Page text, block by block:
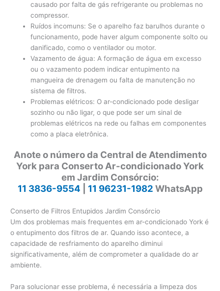
causado por falta de gás refrigerante ou problemas no
compressor.
Ruídos incomuns: Se o aparelho faz barulhos durante o
funcionamento, pode haver algum componente solto ou
danificado, como o ventilador ou motor.
Vazamento de água: A formação de água em excesso
ou o vazamento podem indicar entupimento na
mangueira de drenagem ou falta de manutenção no
sistema de filtros.
Problemas elétricos: O ar-condicionado pode desligar
sozinho ou não ligar, o que pode ser um sinal de
problemas elétricos na rede ou falhas em componentes
como a placa eletrônica.
Anote o número da Central de Atendimento
York para Conserto Ar-condicionado York
em Jardim Consórcio:
11 3836-9554
11 96231-1982 WhatsApp
Conserto de Filtros Entupidos Jardim Consórcio
Um dos problemas mais frequentes em ar-condicionado York é
o entupimento dos filtros de ar. Quando isso acontece, a
capacidade de resfriamento do aparelho diminui
significativamente, além de comprometer a qualidade do ar
ambiente.
Para solucionar esse problema, é necessária a limpeza dos